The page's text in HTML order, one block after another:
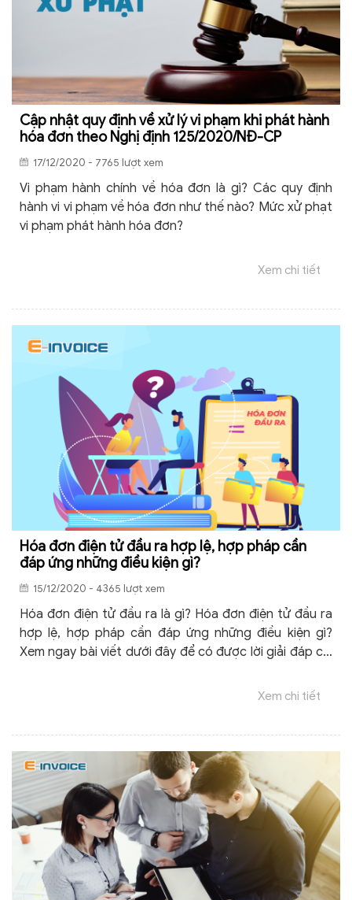
Cập nhật quy định về xử lý vi phạm khi phát hành
hóa đơn theo Nghị định 125/2020/NĐ-CP
17/12/2020 - 7765 lượt xem
Vi phạm hành chính về hóa đơn là gì? Các quy định
hành vi vi phạm về hóa đơn như thế nào? Mức xử phạt
vi phạm phát hành hóa đơn?
Xem chi tiết
Hóa đơn điện tử đầu ra hợp lệ, hợp pháp cần
đáp ứng những điều kiện gì?
15/12/2020 - 4365 lượt xem
Hóa đơn điện tử đầu ra là gì? Hóa đơn điện tử đầu ra
hợp lệ, hợp pháp cần đáp ứng những điều kiện gì?
Xem ngay bài viết dưới đây để có được lời giải đáp chi
Xem chi tiết